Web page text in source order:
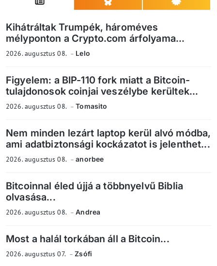
Kihátráltak Trumpék, hároméves
mélyponton a Crypto.com árfolyama...
2026. augusztus 08. Lelo
Figyelem: a BIP-110 fork miatt a Bitcoin-
tulajdonosok coinjai veszélybe kerültek...
2026. augusztus 08. Tomasito
Nem minden lezárt laptop kerül alvó módba,
ami adatbiztonsági kockázatot is jelenthet...
2026. augusztus 08. anorbee
Bitcoinnal éled újjá a többnyelvű Biblia
olvasása...
2026. augusztus 08. Andrea
Most a halál torkában áll a Bitcoin...
2026. augusztus 07. Zsófi